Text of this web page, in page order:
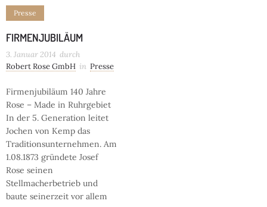
Presse
FIRMENJUBILÄUM
3. Januar 2014 durch
Robert Rose GmbH in Presse
Firmenjubiläum 140 Jahre
Rose – Made in Ruhrgebiet
In der 5. Generation leitet
Jochen von Kemp das
Traditionsunternehmen. Am
1.08.1873 gründete Josef
Rose seinen
Stellmacherbetrieb und
baute seinerzeit vor allem